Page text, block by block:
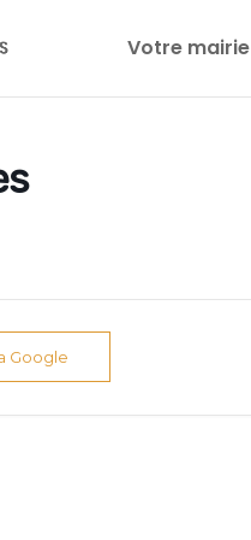
Votre mairie
Google